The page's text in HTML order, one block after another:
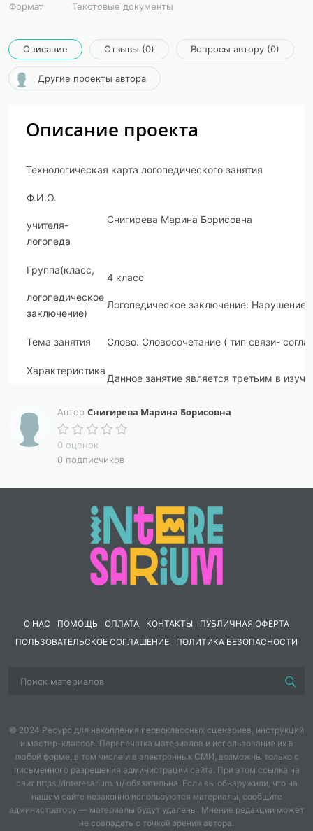
Формат
Текстовые документы
Описание Отзывы (0) Вопросы автору (0)
Другие проекты автора
Описание проекта
Технологическая карта логопедического занятия
Ф.И.О.
учителя-
логопеда
Снигирева Марина Борисовна
Группа(класс,
логопедическое
заключение)
4 класс
Логопедическое заключение: Нарушение
Тема занятия Слово. Словосочетание ( тип связи-
Характеристика
Данное занятие является третьим в
Используемые
технологии
Технология на основе
Цель занятия
Учить различать понятия «слово»,
условия для усвоения знаний о связи
формировать умения определять тип
Задачи
понятия «слово»,
словосочетании,
предложении.
-Учить составлять
словосочетание сущ.+
прил., находить главное
-Выяснить, чем
слово,
предложение.
- Осуществлять
сравнение
Автор Снигирева Марина Борисовна
0 оценок
0 подписчиков
О НАС ПОМОЩЬ ОПЛАТА КОНТАКТЫ
ПУБЛИЧНАЯ ОФЕРТА
ПОЛЬЗОВАТЕЛЬСКОЕ СОГЛАШЕНИЕ
ПОЛИТИКА БЕЗОПАСНОСТИ
© 2024 Ресурс для накопления первоклассных сценариев, инструкций
и мастер-классов. Перепечатка материалов и использование их в
любой форме, в том числе и в электронных СМИ, возможны только с
письменного разрешения администрации сайта. При этом ссылка на
сайт https://interesarium.ru/ обязательна. Если вы обнаружили, что на
нашем сайте незаконно используются материалы, сообщите
администратору — материалы будут удалены. Мнение редакции может
не совпадать с точкой зрения автора.